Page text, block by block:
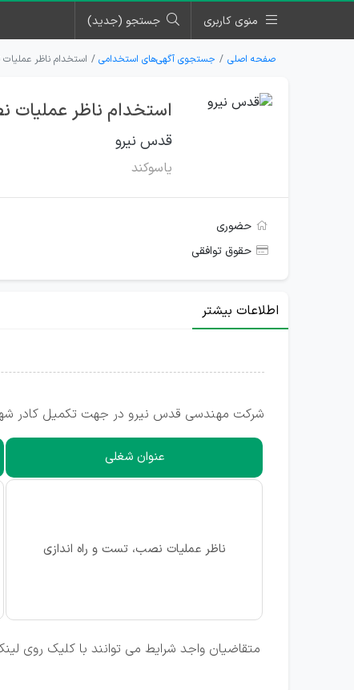
منوی کاربری جستجو (جدید)
صفحه اصلی جستجوی آگهی‌های استخدامی استخدام ناظر
استخدام ناظر
قدس نیرو
ياسوكند
حضوری
حقوق توافقی
اطلاعات بیشتر
شرکت مهندسی قدس نیرو در جهت تکمیل کادر
عنوان شغلی
ناظر عمليات نصب، تست و راه اندازی
متقاضیان واجد شرایط می توانند با کلیک روی